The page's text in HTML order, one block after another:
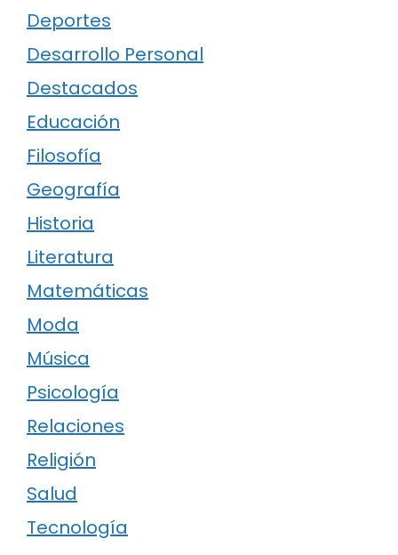
Deportes
Desarrollo Personal
Destacados
Educación
Filosofía
Geografía
Historia
Literatura
Matemáticas
Moda
Música
Psicología
Relaciones
Religión
Salud
Tecnología